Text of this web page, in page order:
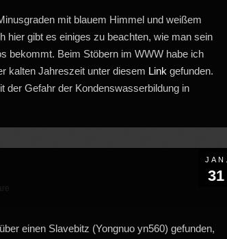
mit blauem Himmel und weißem
hier gibt es einiges zu beachten, wie man sein
bekommt. Beim Stöbern im WWW habe ich
kalten Jahreszeit unter diesem Link gefunden.
der Gefahr der Kondenswasserbildung in
JAN.
31
einen Slavebitz (Yongnuo yn560) gefunden,